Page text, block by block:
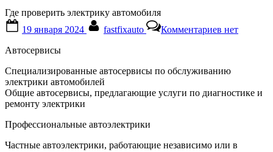
Где проверить электрику автомобиля
on
19 января 2024 fastfixauto Комментариевзаписи
автомобиля
нет
Автосервисы
Специализированные автосервисы по обслуживанию
электрики автомобилей
Общие автосервисы, предлагающие услуги по диагностике и
ремонту электрики
Профессиональные автоэлектрики
Частные автоэлектрики, работающие независимо или в